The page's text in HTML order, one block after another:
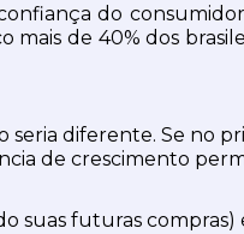
do
de 40% dos
seria diferente. Se no
de crescimento
suas futuras compras)